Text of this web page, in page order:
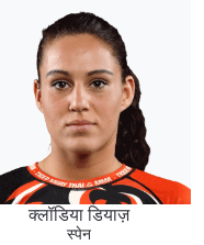
क्लॉडिया डियाज़
स्पेन